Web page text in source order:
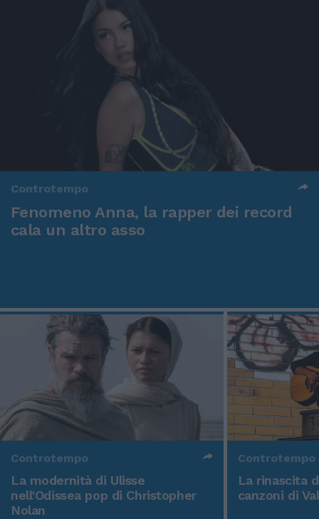
Controtempo
Fenomeno Anna, la rapper dei record
cala un altro asso
Controtempo
La modernità di Ulisse
nell'Odissea pop di Christopher
Nolan
Controtempo
La rinascita
canzoni di